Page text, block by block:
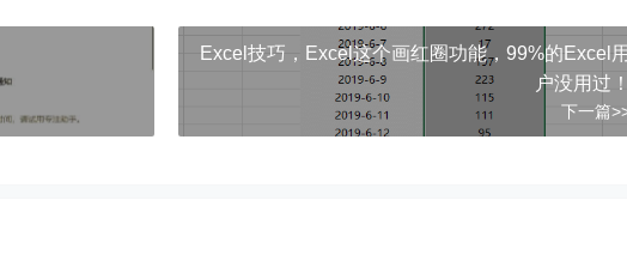
Excel技巧，​​Excel这个画红圈功能，99%的Excel用
户没用过！
下一篇